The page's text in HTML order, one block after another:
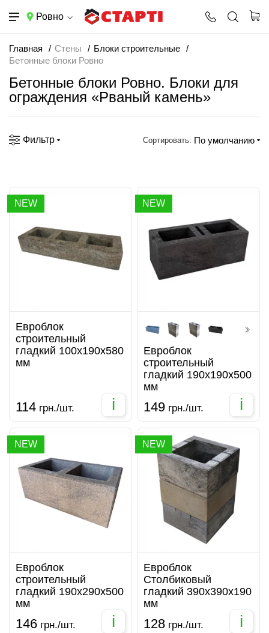
Ровно
Главная Стены
Блоки строительные
Бетонные блоки Ровно
Бетонные блоки Ровно. Блоки для
ограждения «Рваный камень»
Фильтр Сортировать: По умолчанию
NEW
Евроблок
строительный
гладкий 100х190х580
мм
114 грн./шт. i
NEW
Евроблок
строительный
гладкий 190х190х500
мм
149 грн./шт. i
NEW
Евроблок
строительный
гладкий 190х290х500
мм
146 грн./шт. i
NEW
Евроблок
Столбиковый
гладкий 390х390х190
мм
128 грн./шт. i